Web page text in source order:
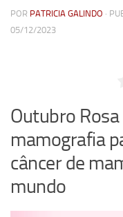
POR PATRICIA GALINDO ·
05/12/2023
Outubro
mamografia
câncer de
mundo